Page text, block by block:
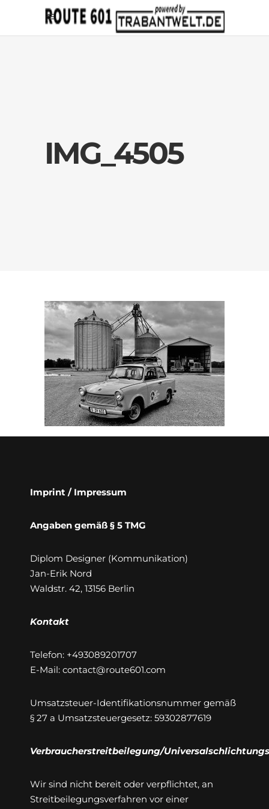
IMG_4505
Imprint / Impressum
Angaben gemäß § 5 TMG
Diplom Designer (Kommunikation)
Jan-Erik Nord
Waldstr. 42, 13156 Berlin
Kontakt
Telefon: +493089201707
E-Mail: contact@route601.com
Umsatzsteuer-Identifikationsnummer gemäß
§ 27 a Umsatzsteuergesetz: 59302877619
Verbraucherstreitbeilegung/
Wir sind nicht bereit oder verpflichtet, an
Streitbeilegungsverfahren vor einer